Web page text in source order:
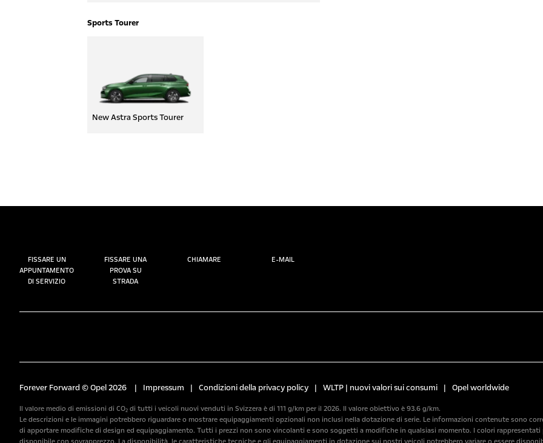
Sports Tourer
New Astra Sports Tourer
FISSARE UN
APPUNTAMENTO
DI SERVIZIO
FISSARE UNA
PROVA SU
STRADA
CHIAMARE E-MAIL
Forever Forward © Opel 2026 | Impressum | Condizioni della privacy policy | WLTP | nuovi valori sui consumi | Opel worldwide
Il valore medio di emissioni di CO₂ di tutti i veicoli nuovi venduti in Svizzera è di 111 g/km per il 2026. Il valore obiettivo è 93.6 g/km.
Le descrizioni e le immagini potrebbero riguardare o mostrare equipaggiamenti opzionali non inclusi nella dotazione di serie. Le informazioni contenute sono
di apportare modifiche di design ed equipaggiamento. Tutti i prezzi non sono vincolanti e sono soggetti a modifiche in qualsiasi momento. I colori